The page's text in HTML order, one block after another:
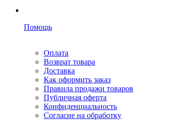
Помощь
Оплата
Возврат товара
Доставка
Как оформить заказ
Правила продажи товаров
Публичная оферта
Конфиденциальность
Согласие на обработку